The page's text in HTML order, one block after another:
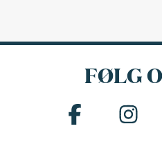
FØLG